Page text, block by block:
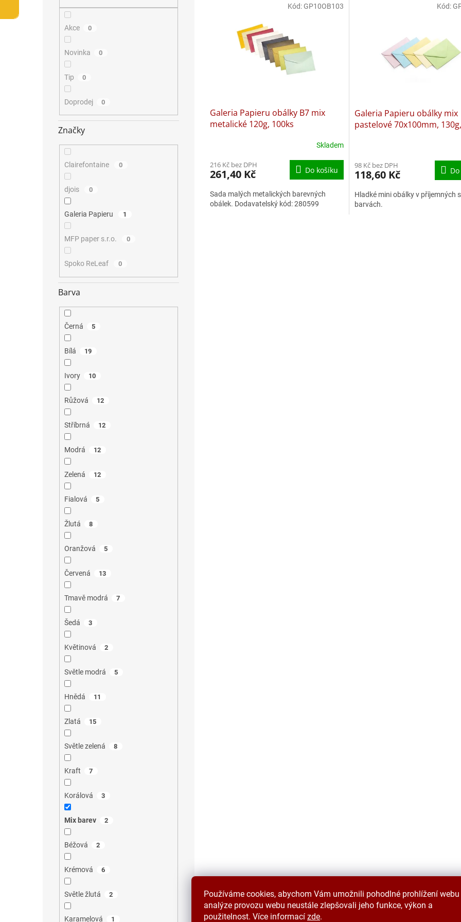
Používáme cookies, abychom Vám umožnili pohodlné prohlížení
analýze provozu webu neustále zlepšovali jeho funkce, výkon a
použitelnost. Více informací zde.
Akce 0
Novinka 0
Tip 0
Doprodej 0
Značky
Clairefontaine 0
djois 0
Galeria Papieru 1
MFP paper s.r.o. 0
Spoko ReLeaf 0
Barva
Černá 5
Bílá 19
Ivory 10
Růžová 12
Stříbrná 12
Modrá 12
Zelená 12
Fialová 5
Žlutá 8
Oranžová 5
Červená 13
Tmavě modrá 7
Šedá 3
Květinová 2
Světle modrá 5
Hnědá 11
Zlatá 15
Světle zelená 8
Kraft 7
Korálová 3
Mix barev 2
Béžová 2
Krémová 6
Světle žlutá 2
Karamelová 1
Galeria Papieru obálky B7 mix
metalické 120g, 100ks
Skladem
216 Kč bez DPH
261,40 Kč Do košíku
Sada malých metalických barevných
obálek. Dodavatelský kód: 280599
Kód: GP10OB103
Galeria Papieru obálky mix
pastelové 70x100mm,
98 Kč bez DPH
118,60 Kč
Hladké mini obálky v příjemných
barvách.
Kód: